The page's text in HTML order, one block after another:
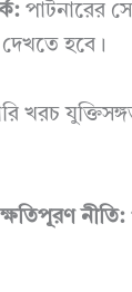
পার্টনারের
দেখতে হবে।
খরচ
নীতি: